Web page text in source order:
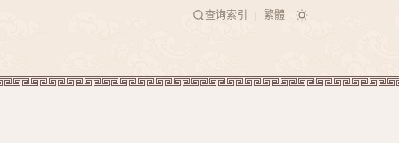
查询索引 繁體